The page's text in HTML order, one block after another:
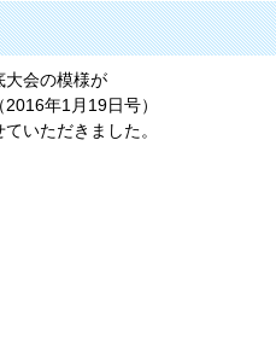
会の模様が
年1月19日号）
いただきました。